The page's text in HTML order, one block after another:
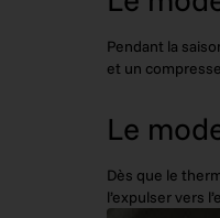
Pendant la
et un
Le
Dès que le
l’expulser vers